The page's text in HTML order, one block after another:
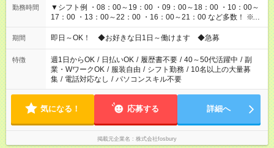
勤務時間
▼シフト例 ・08：00～19：00 ・09：00～18：00 ・10：00～
17：00 ・13：00～22：00 ・16：00～21：00 など多数！ ※お
仕事により勤務時間が異なります
期間 即日～OK！ ◆お好きな日1日～働けます ◆急募
特徴 週1日からOK / 日払いOK / 履歴書不要 / 40～50代活躍中 / 副
業・WワークOK / 服装自由 / シフト勤務 / 10名以上の大量募
集 / 電話対応なし / パソコンスキル不要
気になる！ 応募する 詳細へ
掲載元企業名 株式会社fosbury